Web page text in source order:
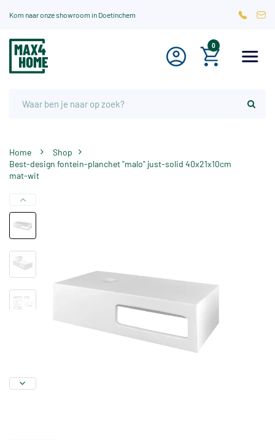
Kom naar onze showroom in Doetinchem
0
Home
Shop
Best-design fontein-planchet "malo" just-solid 40x21x10cm
mat-wit